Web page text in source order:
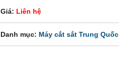
Giá: Liên hệ
Danh mục: Máy cắt sắt Trung Quốc